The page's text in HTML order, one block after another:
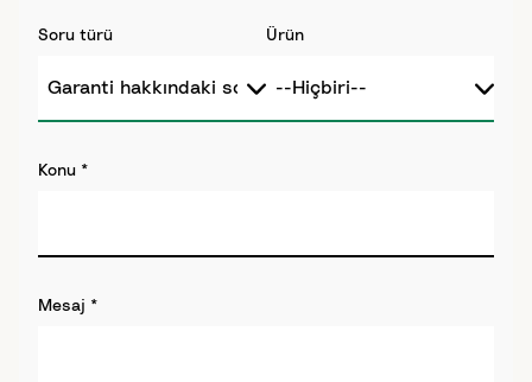
Soru türü Ürün
Konu *
Mesaj *